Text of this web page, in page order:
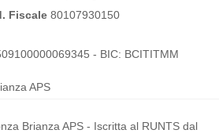
Fiscale80107930150
- BIC: BCITITMM
APS
Brianza APS - Iscritta al RUNTS dal